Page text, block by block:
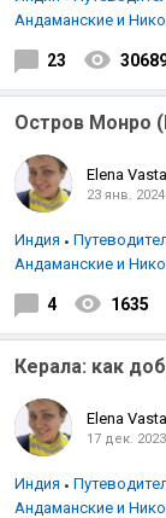
Андаманские и
23
Остров Монро
Elena Vasta
23 янв. 2024
Индия
Андаманские и
4 1635
Керала: как
Elena Vasta
17 дек. 2023
Индия
Андаманские и